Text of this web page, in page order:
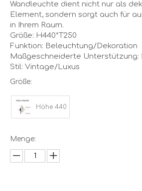
Wandleuchte dient nicht nur als
Element, sondern sorgt auch für
in Ihrem Raum.
Größe: H440*T250
Funktion: Beleuchtung/Dekoration
Maßgeschneiderte Unterstützung:
Stil: Vintage/Luxus
Größe:
Höhe 440
Menge: